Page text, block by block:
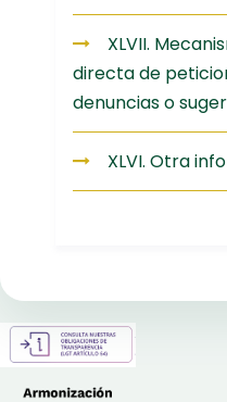
XLVII.
directa de
denuncias o
XLVI. Otra